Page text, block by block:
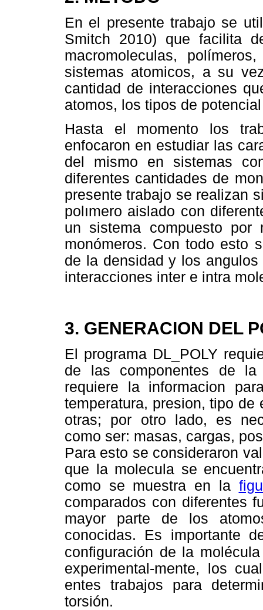
En el presente trabajo se
Smitch 2010) que facilita
macromoleculas,
sistemas atomicos, a su
cantidad de interacciones
atomos, los tipos de
Hasta el momento los
enfocaron en estudiar las
del mismo en sistemas
diferentes cantidades de
presente trabajo se realizan
polımero aislado con
un sistema compuesto
monómeros. Con todo esto
de la densidad y los
interacciones inter e intra
3. GENERACION DEL
El programa DL_POLY
de las componentes de
requiere la informacion
temperatura, presion, tipo
otras; por otro lado, es
como ser: masas, cargas,
Para esto se consideraron
que la molecula se
como se muestra en la
comparados con diferentes
mayor parte de los
conocidas. Es importante
configuración de la molécula
experimental-mente, los
entes trabajos para
torsión.